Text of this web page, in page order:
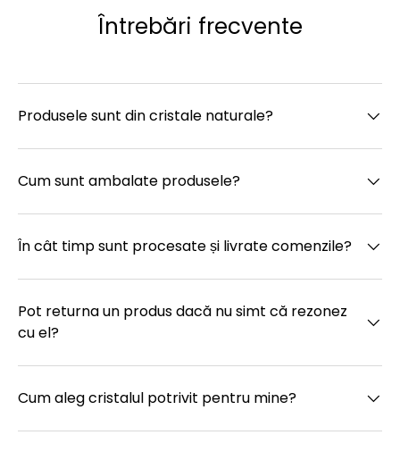
Întrebări frecvente
Produsele sunt din cristale naturale?
Cum sunt ambalate produsele?
În cât timp sunt procesate și livrate comenzile?
Pot returna un produs dacă nu simt că rezonez
cu el?
Cum aleg cristalul potrivit pentru mine?